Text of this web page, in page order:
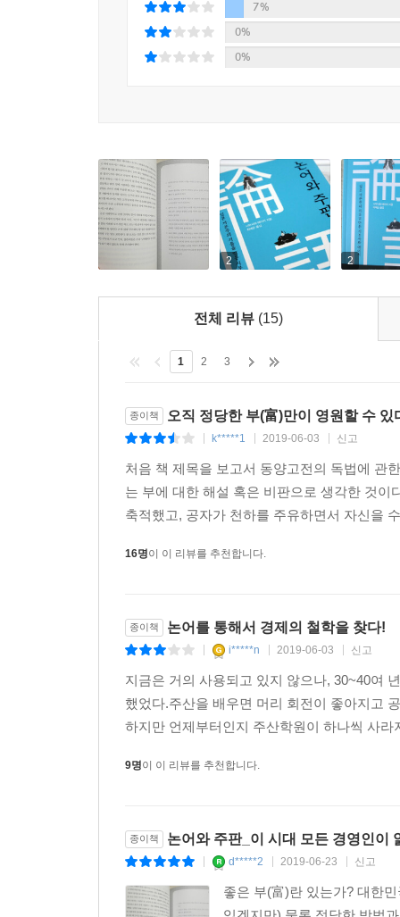
7%
0%
0%
2 2
전체 리뷰 (15)
1 2 3
종이책 오직 정당한 부(富)만이 영원할 수 있
k*****1 2019-06-03 신고
처음 책 제목을 보고서 동양고전의 독법에 관
는 부에 대한 해설 혹은 비판으로 생각한 것
축적했고, 공자가 천하를 주유하면서 자신을
16명이 이 리뷰를 추천합니다.
종이책 논어를 통해서 경제의 철학을 찾다!
i*****n 2019-06-03 신고
지금은 거의 사용되고 있지 않으나, 30~40여
했었다.주산을 배우면 머리 회전이 좋아지고
하지만 언제부터인지 주산학원이 하나씩 사
9명이 이 리뷰를 추천합니다.
종이책 논어와 주판_이 시대 모든 경영인이
d*****2 2019-06-23 신고
좋은 부(富)란 있는가? 대한